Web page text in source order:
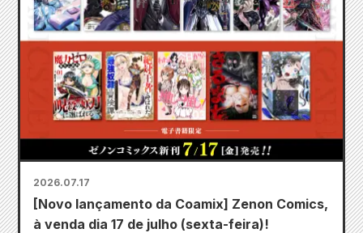
2026.07.17
[Novo lançamento da Coamix] Zenon Comics,
à venda dia 17 de julho (sexta-feira)!